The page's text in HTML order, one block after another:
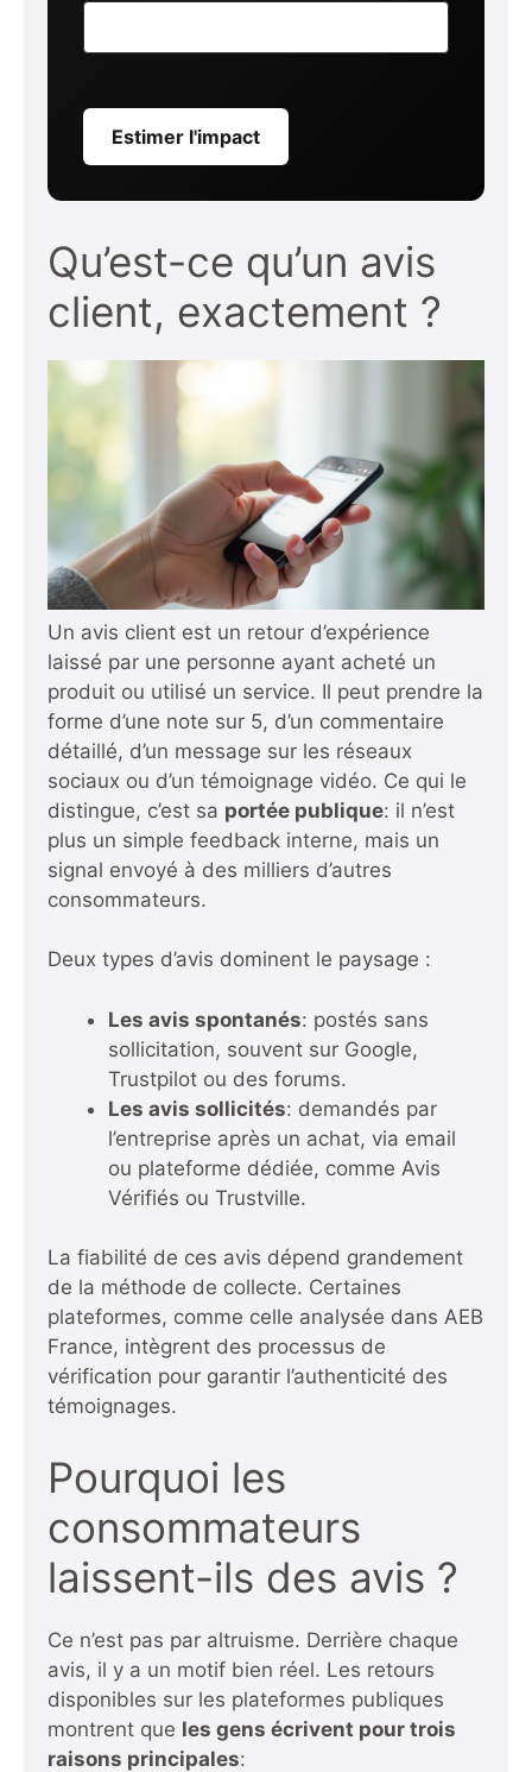
Estimer l'impact
Qu’est-ce qu’un avis
client, exactement ?
Un avis client est un retour d’expérience
laissé par une personne ayant acheté un
produit ou utilisé un service. Il peut prendre la
forme d’une note sur 5, d’un commentaire
détaillé, d’un message sur les réseaux
sociaux ou d’un témoignage vidéo. Ce qui le
distingue, c’est sa portée publique: il n’est
plus un simple feedback interne, mais un
signal envoyé à des milliers d’autres
consommateurs.
Deux types d’avis dominent le paysage :
Les avis spontanés: postés sans
sollicitation, souvent sur Google,
Trustpilot ou des forums.
Les avis sollicités: demandés par
l’entreprise après un achat, via email
ou plateforme dédiée, comme Avis
Vérifiés ou Trustville.
La fiabilité de ces avis dépend grandement
de la méthode de collecte. Certaines
plateformes, comme celle analysée dans AEB
France, intègrent des processus de
vérification pour garantir l’authenticité des
témoignages.
Pourquoi les
consommateurs
laissent-ils des avis ?
Ce n’est pas par altruisme. Derrière chaque
avis, il y a un motif bien réel. Les retours
disponibles sur les plateformes publiques
montrent que les gens écrivent pour trois
raisons principales: